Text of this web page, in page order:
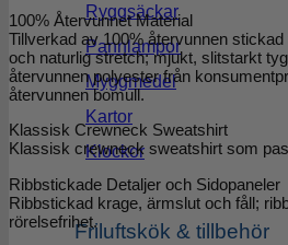
Ryggsäckar
Pannlampor
Myggmedel
Kartor
Klockor
Friluftskök & tillbehör
100% Återvunnet Material
Tillverkad av 100% återvunnen
och naturlig stretch; mjukt, slitstarkt
återvunnen polyester från
återvunnen bomull.
Klassisk Crewneck Sweatshirt
Klassisk crewneck sweatshirt som
Ribbstickade Detaljer och Sidopaneler
Ribbstickad krage, ärmslut och fåll;
rörelsefrihet.